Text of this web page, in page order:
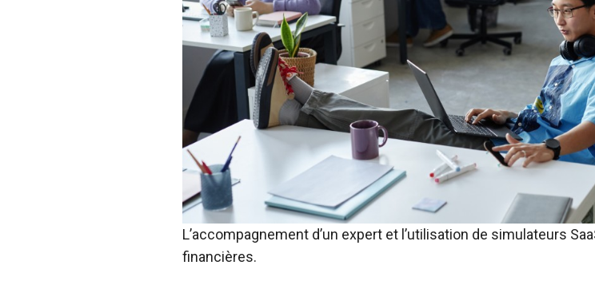
L’accompagnement d’un expert et l’utilisation de simulateurs
financières.